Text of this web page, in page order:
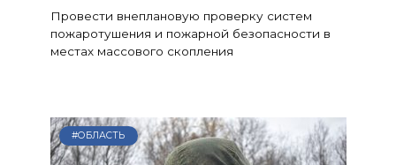
Провести внеплановую проверку систем
пожаротушения и пожарной безопасности в
местах массового скопления
#ОБЛАСТЬ